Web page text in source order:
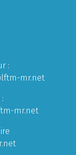
:
mr.net
mr.net